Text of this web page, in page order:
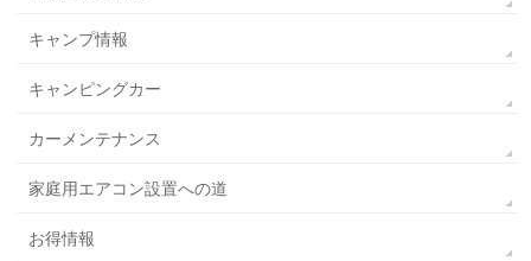
キャンプ情報
キャンピングカー
カーメンテナンス
家庭用エアコン設置への道
お得情報